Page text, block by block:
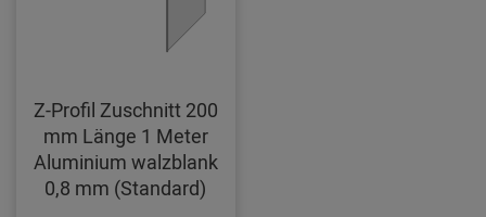
Z-Profil Zuschnitt 200
mm Länge 1 Meter
Aluminium walzblank
0,8 mm (Standard)